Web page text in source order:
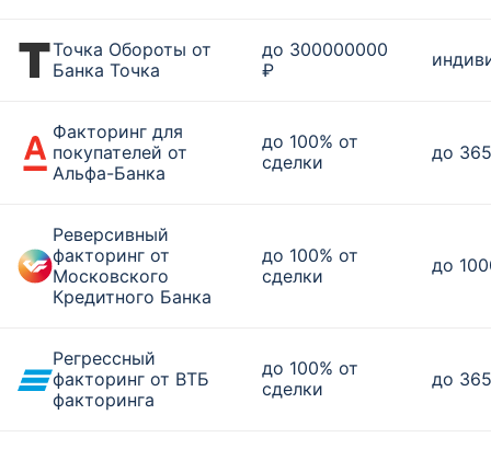
Точка Обороты от
Банка Точка
до 300000000
₽
Факторинг для
покупателей от
Альфа-Банка
до 100% от
сделки
до
Реверсивный
факторинг от
Московского
Кредитного Банка
до 100% от
сделки
до
Регрессный
факторинг от ВТБ
факторинга
до 100% от
сделки
до